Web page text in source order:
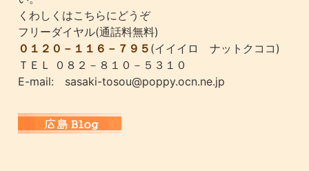
くわしくはこちらにどうぞ
フリーダイヤル(通話料無料)
０１２０－１１６－７９５ (イイイロ ナットクココ)
ＴＥＬ ０８２－８１０－５３１０
E-mail: sasaki-tosou@poppy.ocn.ne.jp